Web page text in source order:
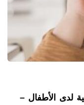
لدى الأطفال –